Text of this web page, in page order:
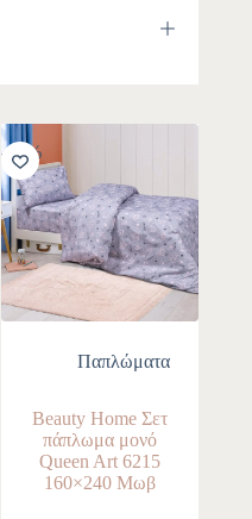
-10%
Παπλώματα
Beauty Home Σετ
πάπλωμα μονό
Queen Art 6215
160×240 Μωβ